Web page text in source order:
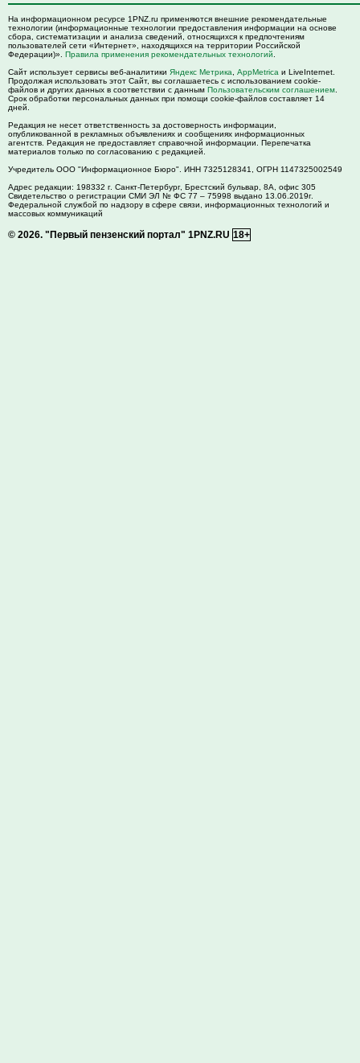
На информационном ресурсе 1PNZ.ru применяются внешние рекомендательные
технологии (информационные технологии предоставления информации на основе
сбора, систематизации и анализа сведений, относящихся к предпочтениям
пользователей сети «Интернет», находящихся на территории Российской
Федерации)». Правила применения рекомендательных технологий
Сайт использует сервисы веб-аналитики Яндекс Метрика AppMetrica и LiveInternet.
Продолжая использовать этот Сайт, вы соглашаетесь с использованием cookie-
файлов и других данных в соответствии с данным Пользовательским соглашением
Срок обработки персональных данных при помощи cookie-файлов составляет 14
дней.
Редакция не несет ответственность за достоверность информации,
опубликованной в рекламных объявлениях и сообщениях информационных
агентств. Редакция не предоставляет справочной информации. Перепечатка
материалов только по согласованию с редакцией.
Учредитель ООО "Информационное Бюро". ИНН 7325128341, ОГРН 1147325002549
Адрес редакции: 198332 г. Санкт-Петербург, Брестский бульвар, 8А, офис 305
Свидетельство о регистрации СМИ ЭЛ № ФС 77 – 75998 выдано 13.06.2019г.
Федеральной службой по надзору в сфере связи, информационных технологий и
массовых коммуникаций
© 2026. "Первый пензенский портал" 1PNZ.RU 18+